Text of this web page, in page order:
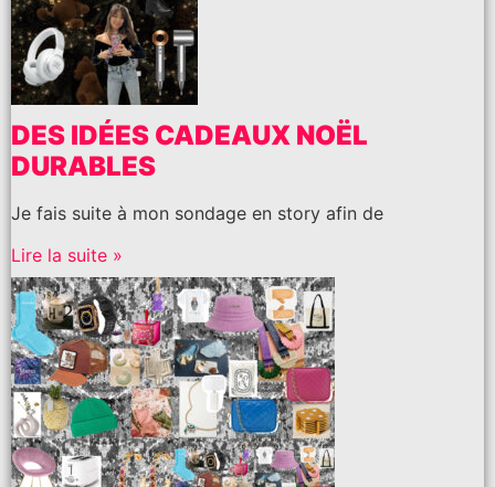
DES IDÉES CADEAUX NOËL
DURABLES
Je fais suite à mon sondage en story afin de
Lire la suite »